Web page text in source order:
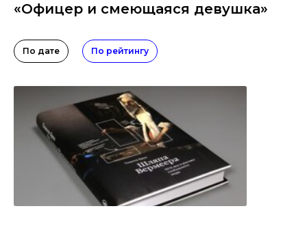
«Офицер и смеющаяся девушка»
По дате По рейтингу